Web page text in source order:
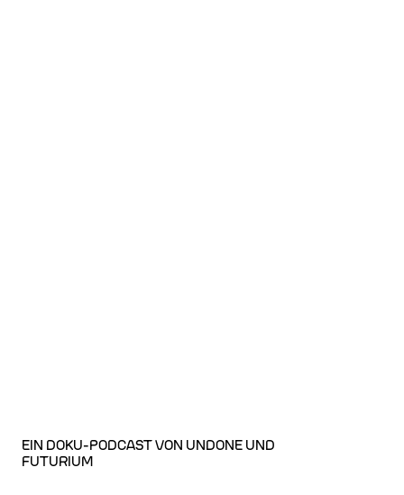
EIN DOKU-PODCAST VON UNDONE UND
FUTURIUM